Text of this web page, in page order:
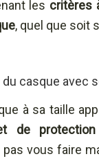
les critères
, quel que soit
casque avec
à sa taille
de protection
vous faire